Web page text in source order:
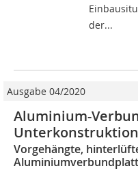
der...
Ausgabe 04/2020
Aluminium-
Vorgehängte,